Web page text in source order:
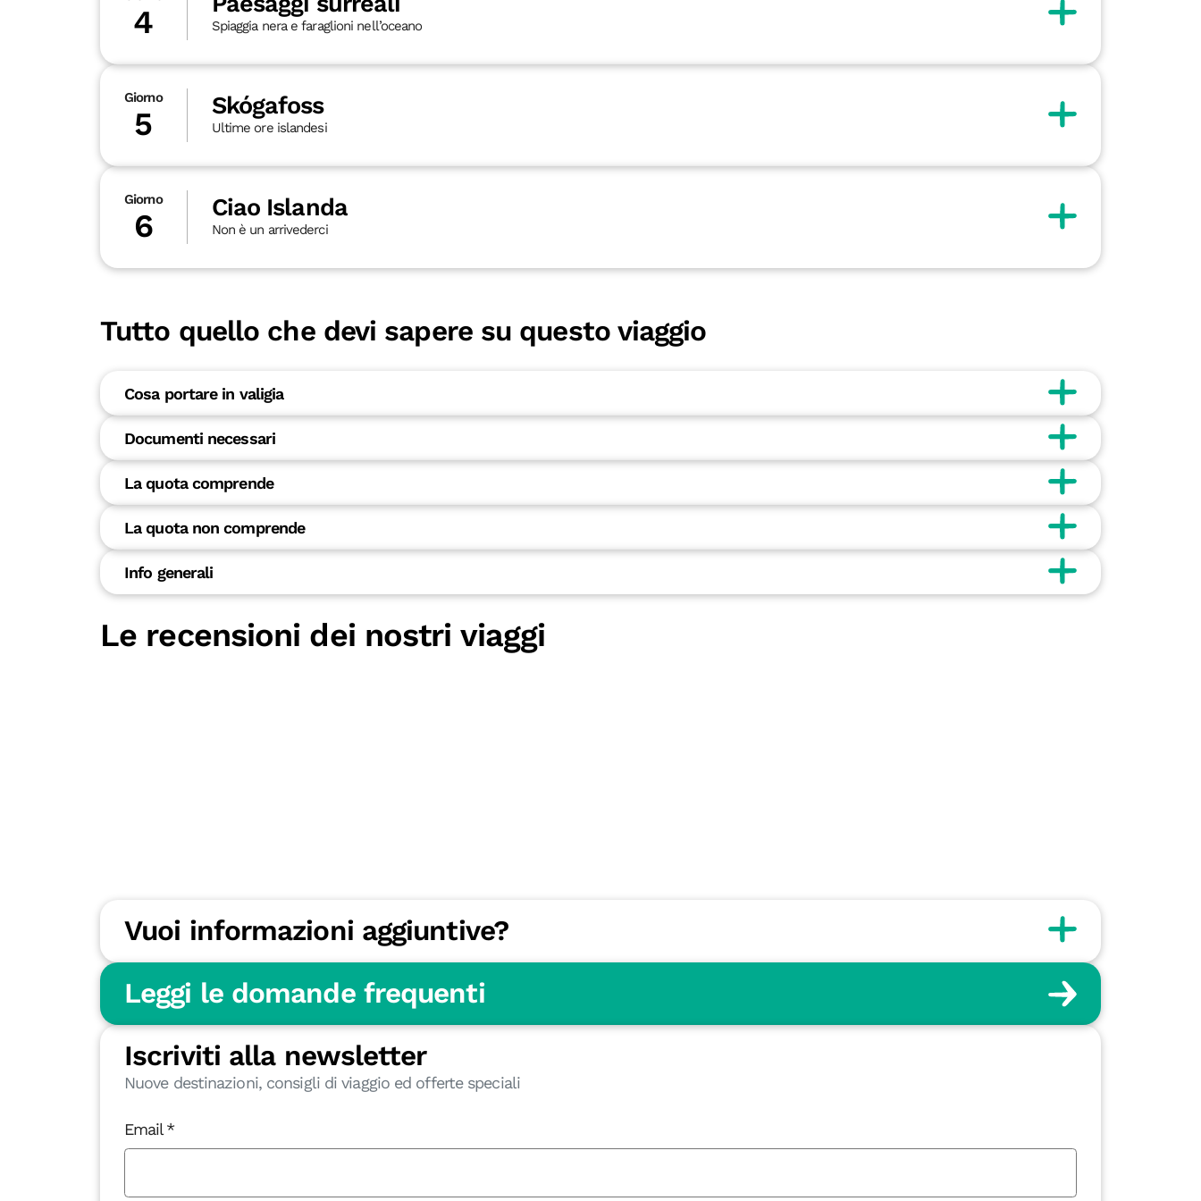
4 Spiaggia nera e faraglioni nell’oceano
Giorno
5 Skógafoss
Ultime ore islandesi
Giorno
6 Ciao Islanda
Non è un arrivederci
Tutto quello che devi sapere su questo viaggio
Cosa portare in valigia
Documenti necessari
La quota comprende
La quota non comprende
Info generali
Le recensioni dei nostri viaggi
Vuoi informazioni aggiuntive?
Leggi le domande frequenti
Iscriviti alla newsletter
Nuove destinazioni, consigli di viaggio ed offerte speciali
Email